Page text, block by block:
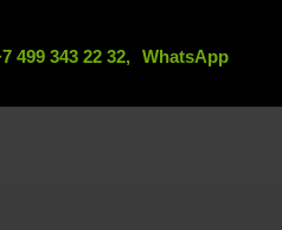
WhatsApp
499 343 22 32,